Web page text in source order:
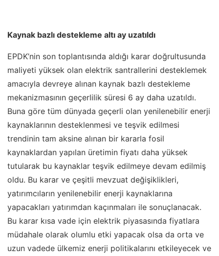
Kaynak bazlı destekleme altı ay uzatıldı
EPDK’nin son toplantısında aldığı karar doğrultusunda
maliyeti yüksek olan elektrik santrallerini desteklemek
amacıyla devreye alınan kaynak bazlı destekleme
mekanizmasının geçerlilik süresi 6 ay daha uzatıldı.
Buna göre tüm dünyada geçerli olan yenilenebilir enerji
kaynaklarının desteklenmesi ve teşvik edilmesi
trendinin tam aksine alınan bir kararla fosil
kaynaklardan yapılan üretimin fiyatı daha yüksek
tutularak bu kaynaklar teşvik edilmeye devam edilmiş
oldu. Bu karar ve çeşitli mevzuat değişiklikleri,
yatırımcıların yenilenebilir enerji kaynaklarına
yapacakları yatırımdan kaçınmaları ile sonuçlanacak.
Bu karar kısa vade için elektrik piyasasında fiyatlara
müdahale olarak olumlu etki yapacak olsa da orta ve
uzun vadede ülkemiz enerji politikalarını etkileyecek ve